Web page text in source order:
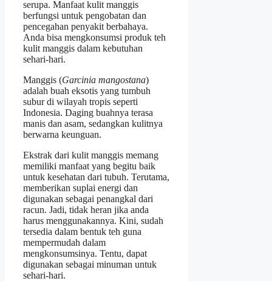
serupa. Manfaat kulit manggis
berfungsi untuk pengobatan dan
pencegahan penyakit berbahaya.
Anda bisa mengkonsumsi produk teh
kulit manggis dalam kebutuhan
sehari-hari.
Manggis (Garcinia mangostana)
adalah buah eksotis yang tumbuh
subur di wilayah tropis seperti
Indonesia. Daging buahnya terasa
manis dan asam, sedangkan kulitnya
berwarna keunguan.
Ekstrak dari kulit manggis memang
memiliki manfaat yang begitu baik
untuk kesehatan dari tubuh. Terutama,
memberikan suplai energi dan
digunakan sebagai penangkal dari
racun. Jadi, tidak heran jika anda
harus menggunakannya. Kini, sudah
tersedia dalam bentuk teh guna
mempermudah dalam
mengkonsumsinya. Tentu, dapat
digunakan sebagai minuman untuk
sehari-hari.